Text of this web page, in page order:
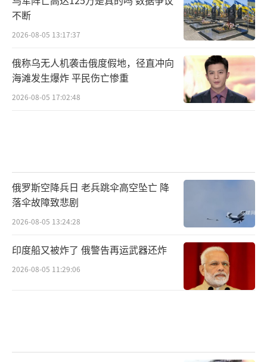
不断
2026-08-05 13:17:37
俄称乌无人机袭击俄度假地，径直冲向
海滩发生爆炸 平民伤亡惨重
2026-08-05 17:02:48
俄罗斯空降兵日 老兵跳伞高空坠亡 降
落伞故障致悲剧
2026-08-05 13:24:28
印度船又被炸了 俄警告再运武器还炸
2026-08-05 11:29:06